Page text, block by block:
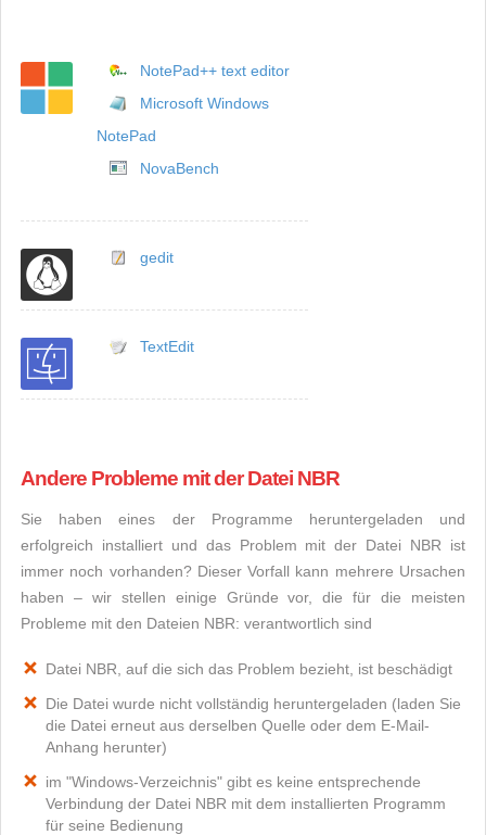
NotePad++ text editor
Microsoft Windows
NotePad
NovaBench
gedit
TextEdit
Andere Probleme mit der Datei NBR
Sie haben eines der Programme heruntergeladen und
erfolgreich installiert und das Problem mit der Datei NBR ist
immer noch vorhanden? Dieser Vorfall kann mehrere Ursachen
haben – wir stellen einige Gründe vor, die für die meisten
Probleme mit den Dateien NBR: verantwortlich sind
Datei NBR, auf die sich das Problem bezieht, ist beschädigt
Die Datei wurde nicht vollständig heruntergeladen (laden Sie
die Datei erneut aus derselben Quelle oder dem E-Mail-
Anhang herunter)
im "Windows-Verzeichnis" gibt es keine entsprechende
Verbindung der Datei NBR mit dem installierten Programm
für seine Bedienung